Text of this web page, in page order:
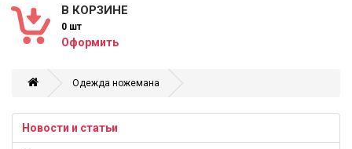
В КОРЗИНЕ
0 шт
Оформить
Одежда ножемана
Новости и статьи